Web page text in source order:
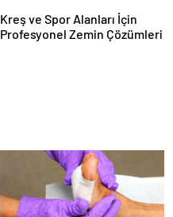
Kreş ve Spor Alanları İçin
Profesyonel Zemin Çözümleri